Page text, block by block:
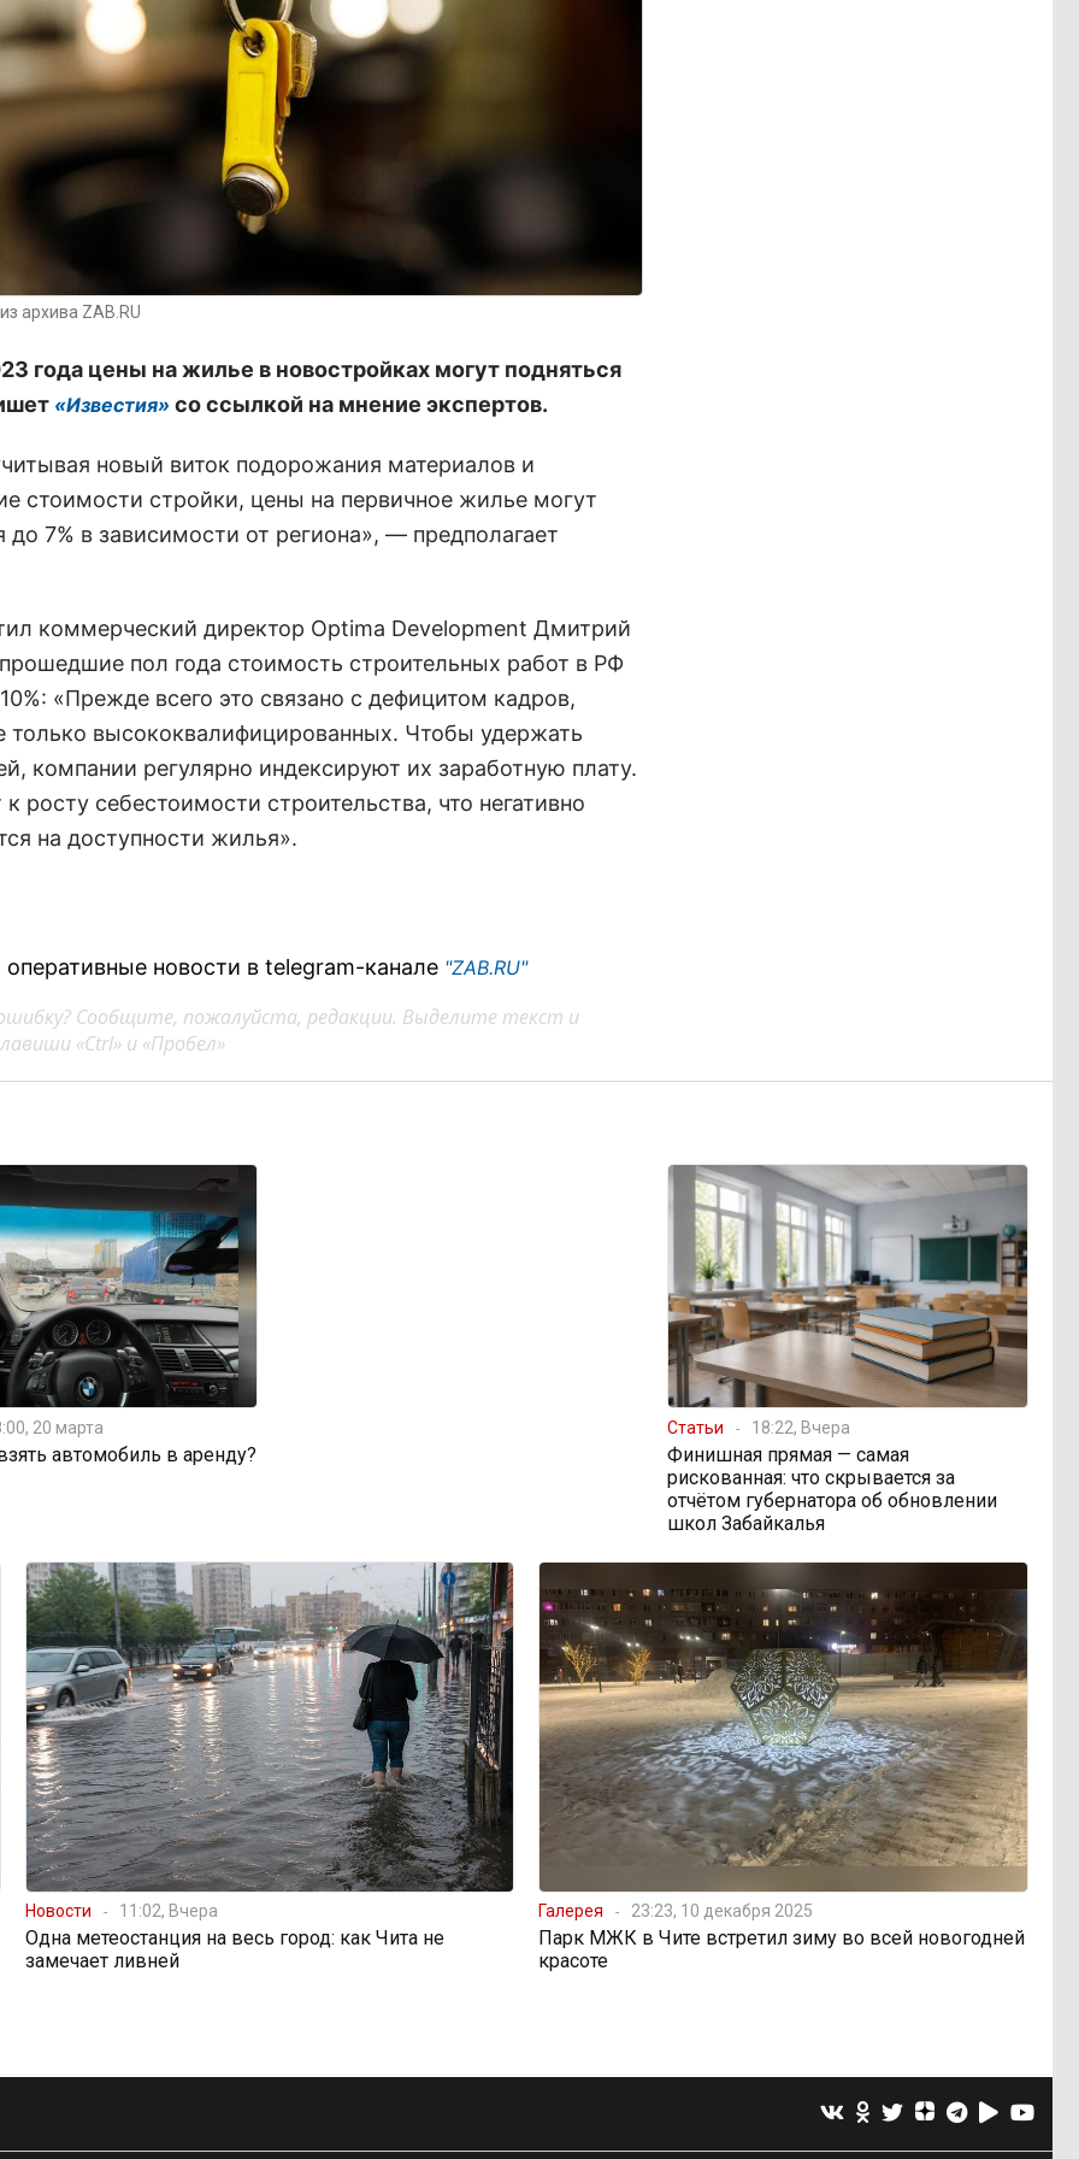
архива ZAB.RU
года цены на жилье в новостройках могут подняться
«Известия» со ссылкой на мнение экспертов.
новый виток подорожания материалов и
стоимости стройки, цены на первичное жилье могут
до 7% в зависимости от региона», — предполагает
коммерческий директор Optima Development Дмитрий
пол года стоимость строительных работ в РФ
«Прежде всего это связано с дефицитом кадров,
только высококвалифицированных. Чтобы удержать
компании регулярно индексируют их заработную плату.
к росту себестоимости строительства, что негативно
на доступности жилья».
новости в telegram-канале "ZAB.RU"
Сообщите, пожалуйста, редакции. Выделите текст и
«Ctrl» и «Пробел»
20 марта
автомобиль в аренду?
Статьи 18:22, Вчера
Финишная прямая — самая
рискованная: что скрывается за
отчётом губернатора об обновлении
школ Забайкалья
Новости 11:02, Вчера
Одна метеостанция на весь город: как Чита не
замечает ливней
Галерея 23:23, 10 декабря 2025
Парк МЖК в Чите встретил зиму во всей новогодней
красоте